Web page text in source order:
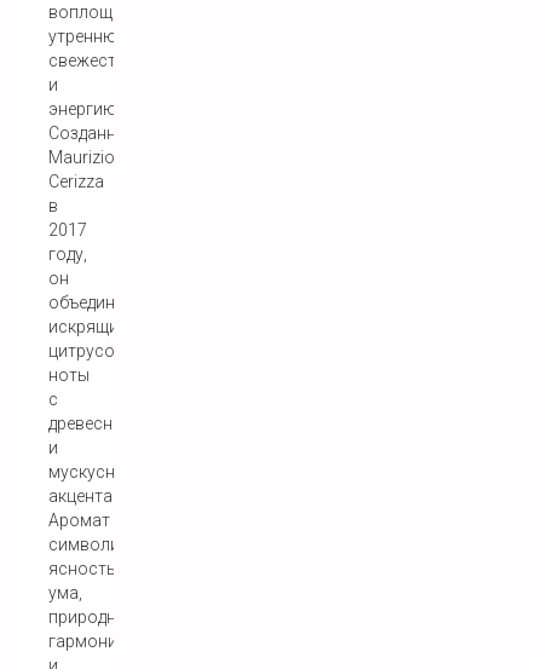
воплощающий
утреннюю
свежесть
и
энергию.
Созданный
Maurizio
Cerizza
в
2017
году,
он
объединяет
искрящиеся
цитрусовые
ноты
с
древесными
и
мускусными
акцентами.
Аромат
символизирует
ясность
ума,
природную
гармонию
и